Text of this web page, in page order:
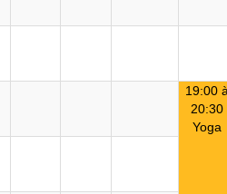
19:00 à
20:30
Yoga